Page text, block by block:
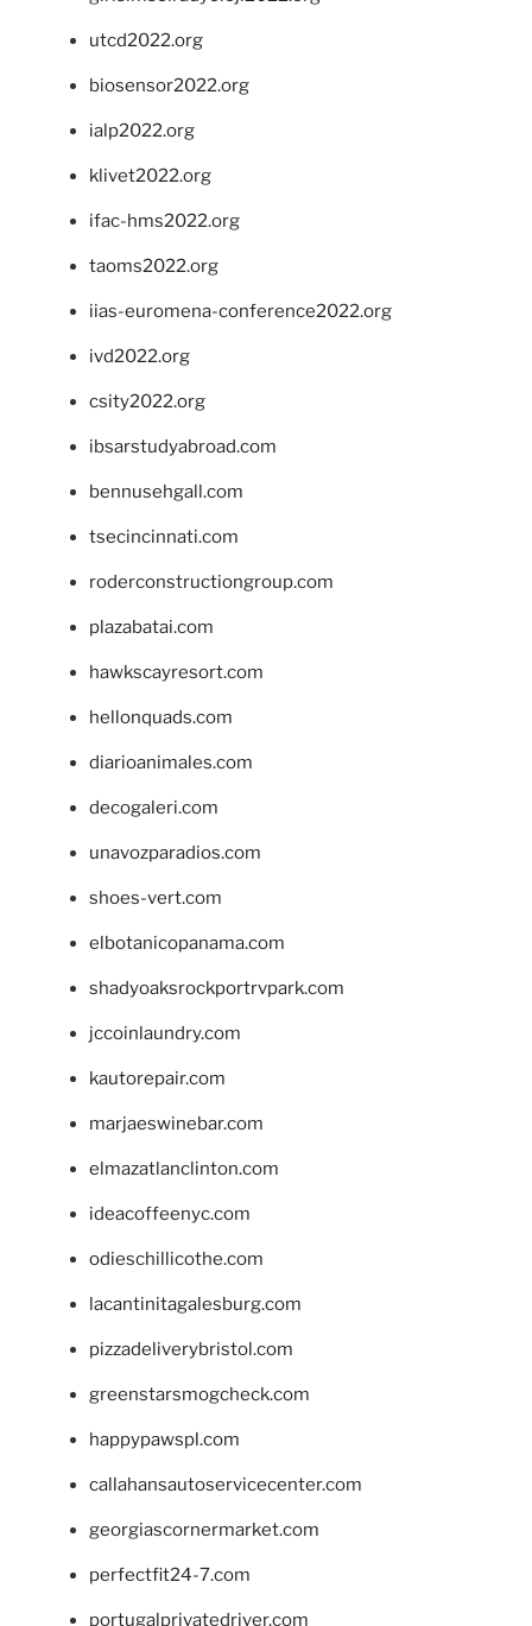
utcd2022.org
biosensor2022.org
ialp2022.org
klivet2022.org
ifac-hms2022.org
taoms2022.org
iias-euromena-conference2022.org
ivd2022.org
csity2022.org
ibsarstudyabroad.com
bennusehgall.com
tsecincinnati.com
roderconstructiongroup.com
plazabatai.com
hawkscayresort.com
hellonquads.com
diarioanimales.com
decogaleri.com
unavozparadios.com
shoes-vert.com
elbotanicopanama.com
shadyoaksrockportrvpark.com
jccoinlaundry.com
kautorepair.com
marjaeswinebar.com
elmazatlanclinton.com
ideacoffeenyc.com
odieschillicothe.com
lacantinitagalesburg.com
pizzadeliverybristol.com
greenstarsmogcheck.com
happypawspl.com
callahansautoservicecenter.com
georgiascornermarket.com
perfectfit24-7.com
portugalprivatedriver.com